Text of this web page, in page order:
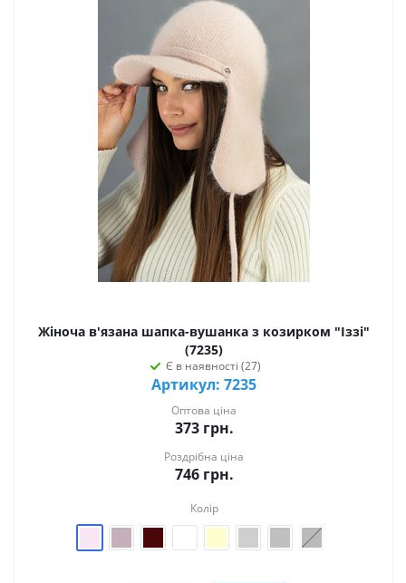
Жіноча в'язана шапка-вушанка з козирком "Іззі"
(7235)
Є в наявності (27)
Артикул: 7235
Оптова ціна
373грн.
Роздрібна ціна
746грн.
Колір